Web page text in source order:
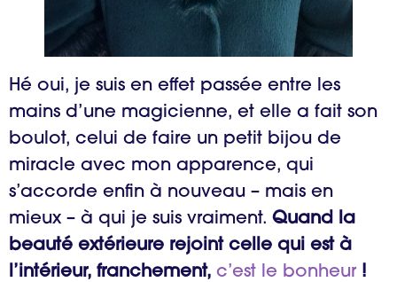
Hé oui, je suis en effet passée entre les
mains d’une magicienne, et elle a fait son
boulot, celui de faire un petit bijou de
miracle avec mon apparence, qui
s’accorde enfin à nouveau – mais en
mieux – à qui je suis vraiment. Quand la
beauté extérieure rejoint celle qui est à
l’intérieur, franchement, c’est le bonheur !